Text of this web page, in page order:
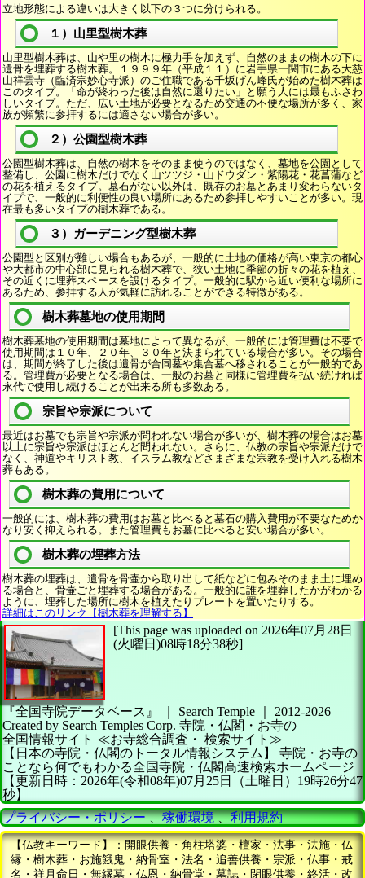
立地形態による違いは大きく以下の３つに分けられる。
１）山里型樹木葬
山里型樹木葬は、山や里の樹木に極力手を加えず、自然のままの樹木の下に
遺骨を埋葬する樹木葬。１９９９年（平成１１）に岩手県一関市にある大慈
山祥雲寺（臨済宗妙心寺派）のご住職である千坂げん峰氏が始めた樹木葬は
このタイプ。「命が終わった後は自然に還りたい」と願う人には最もふさわ
しいタイプ。ただ、広い土地が必要となるため交通の不便な場所が多く、家
族が頻繁に参拝するには適さない場合が多い。
２）公園型樹木葬
公園型樹木葬は、自然の樹木をそのまま使うのではなく、墓地を公園として
整備し、公園に樹木だけでなく山ツツジ・山ドウダン・紫陽花・花菖蒲など
の花を植えるタイプ。墓石がない以外は、既存のお墓とあまり変わらないタ
イプで、一般的に利便性の良い場所にあるため参拝しやすいことが多い。現
在最も多いタイプの樹木葬である。
３）ガーデニング型樹木葬
公園型と区別が難しい場合もあるが、一般的に土地の価格が高い東京の都心
や大都市の中心部に見られる樹木葬で、狭い土地に季節の折々の花を植え、
その近くに埋葬スペースを設けるタイプ。一般的に駅から近い便利な場所に
あるため、参拝する人が気軽に訪れることができる特徴がある。
樹木葬墓地の使用期間
樹木葬墓地の使用期間は墓地によって異なるが、一般的には管理費は不要で
使用期間は１０年、２０年、３０年と決まられている場合が多い。その場合
は、期間が終了した後は遺骨が合同墓や集合墓へ移されることが一般的であ
る。管理費が必要となる場合は、一般のお墓と同様に管理費を払い続ければ
永代で使用し続けることが出来る所も多数ある。
宗旨や宗派について
最近はお墓でも宗旨や宗派が問われない場合が多いが、樹木葬の場合はお墓
以上に宗旨や宗派はほとんど問われない。さらに、仏教の宗旨や宗派だけで
なく、神道やキリスト教、イスラム教などさまざまな宗教を受け入れる樹木
葬もある。
樹木葬の費用について
一般的には、樹木葬の費用はお墓と比べると墓石の購入費用が不要なためか
なり安く抑えられる。また管理費もお墓に比べると安い場合が多い。
樹木葬の埋葬方法
樹木葬の埋葬は、遺骨を骨壷から取り出して紙などに包みそのまま土に埋め
る場合と、骨壷ごと埋葬する場合がある。一般的に誰を埋葬したかがわかる
ように、埋葬した場所に樹木を植えたりプレートを置いたりする。
詳細はこのリンク【樹木葬を理解する】
[This page was uploaded on 2026年07月28日
(火曜日)08時18分38秒]
『全国寺院データベース』 ｜ Search Temple
2012-2026
Created by Search Temples Corp. 寺院・仏閣・お寺の
全国情報サイト ≪お寺総合調査・ 検索サイト≫
【日本の寺院・仏閣のトータル情報システム】
寺院・お寺の
ことなら何でもわかる全国寺院・仏閣高速検索ホームページ
【更新日時：2026年(令和08年)07月25日（土曜日）19時26分47
秒】
プライバシー・ポリシー、稼働環境、利用規約
【仏教キーワード】：開眼供養・角柱塔婆・檀家・法事・法施・仏
縁・樹木葬・お施餓鬼・納骨室・法名・追善供養・宗派・仏事・戒
名・祥月命日・無縁墓・仏恩・納骨堂・墓誌・閉眼供養・終活・改